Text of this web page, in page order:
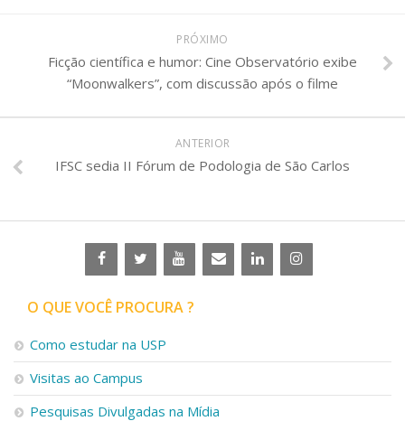
PRÓXIMO
Ficção científica e humor: Cine Observatório exibe
“Moonwalkers”, com discussão após o filme
ANTERIOR
IFSC sedia II Fórum de Podologia de São Carlos
O QUE VOCÊ PROCURA ?
Como estudar na USP
Visitas ao Campus
Pesquisas Divulgadas na Mídia